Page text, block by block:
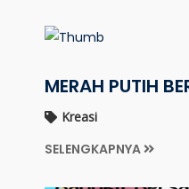
MERAH PUTIH
Kreasi
SELENGKAPNYA